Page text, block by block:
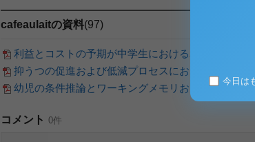
cafeaulaitの資料(97)
利益とコストの予期が中学生における友人への相談
抑うつの促進および低減プロセスにおける自動思考
幼児の条件推論とワーキングメモリおよび抑制制御
コメント 0件
今日は